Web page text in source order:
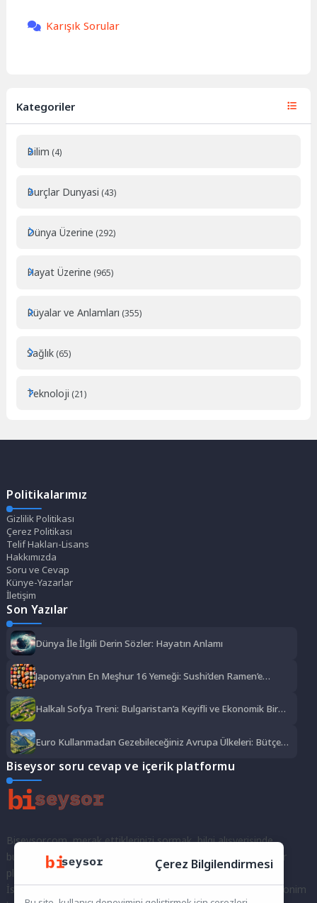
Karışık Sorular
Kategoriler
Bilim (4)
Burçlar Dunyasi (43)
Dünya Üzerine (292)
Hayat Üzerine (965)
Rüyalar ve Anlamları (355)
Sağlık (65)
Teknoloji (21)
Politikalarımız
Gizlilik Politikası
Çerez Politikası
Telif Hakları-Lisans
Hakkımızda
Soru ve Cevap
Künye-Yazarlar
İletişim
Son Yazılar
Dünya İle İlgili Derin Sözler: Hayatın Anlamı
Japonya’nın En Meşhur 16 Yemeği: Sushi’den Ramen’e
Halkalı Sofya Treni: Bulgaristan’a Keyifli ve Ekonomik Bir
Euro Kullanmadan Gezebileceğiniz Avrupa Ülkeleri: Bütçe
Biseysor soru cevap ve içerik platformu
Biseysor.com, merak ettiklerinizi sormak, bilgi alışverişinde
bulunmak ve fikirlerinizi paylaşmak için bir araya geldiğimiz bir
platformdur.
İster kayıtlı bir kullanıcı olarak topluluğumuza katılın, ister anonim
Çerez Bilgilendirmesi